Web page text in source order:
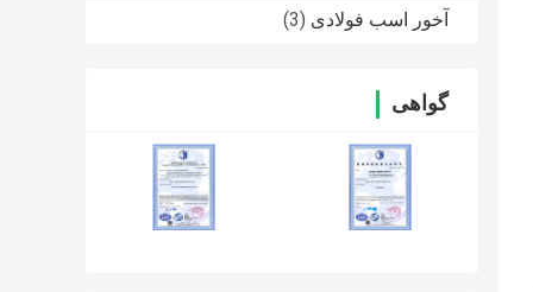
آخور اسب فولادی (3)
گواهی